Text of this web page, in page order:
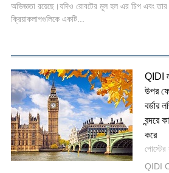
অভিজ্ঞতা রয়েছে।যদিও রোবটের মূল হল এর চিপ এবং
ক্রিয়াকলাপগুলিকে একটি...
QIDI
উপর
বর্ডার
বন্দরে
করে
QIDI